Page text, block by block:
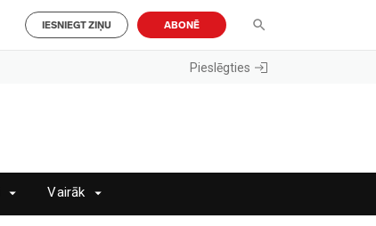
IESNIEGT ZIŅU ABONĒ
Pieslēgties
Vairāk